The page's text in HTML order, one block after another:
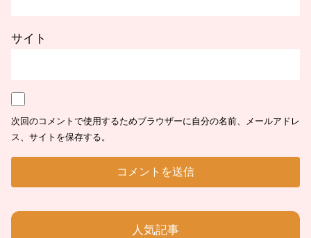
サイト
次回のコメントで使用するためブラウザーに自分の名前、メールアドレ
ス、サイトを保存する。
人気記事